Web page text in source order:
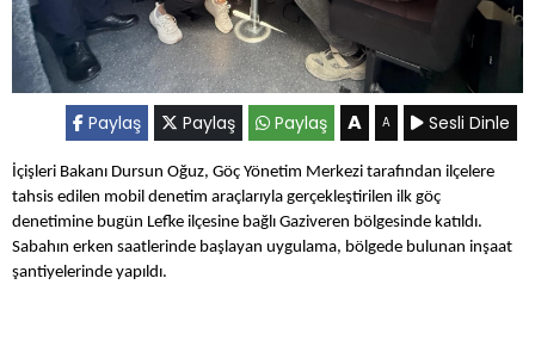
Paylaş Paylaş Paylaş A A Sesli Dinle
İçişleri Bakanı Dursun Oğuz, Göç Yönetim Merkezi tarafından ilçelere
tahsis edilen mobil denetim araçlarıyla gerçekleştirilen ilk göç
denetimine bugün Lefke ilçesine bağlı Gaziveren bölgesinde katıldı.
Sabahın erken saatlerinde başlayan uygulama, bölgede bulunan inşaat
şantiyelerinde yapıldı.